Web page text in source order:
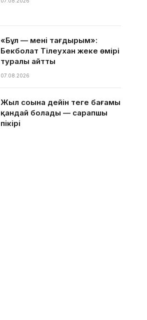
«Бұл — менің тағдырым»:
Бекболат Тілеухан жеке өмірі
туралы айтты
07.08.2026
Жыл соңына дейін теңге бағамы
қандай болады — сарапшы
пікірі